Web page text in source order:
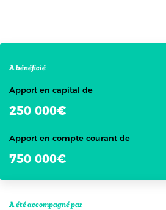
A bénéficié
Apport en capital de
250 000€
Apport en compte courant de
750 000€
A été accompagné par